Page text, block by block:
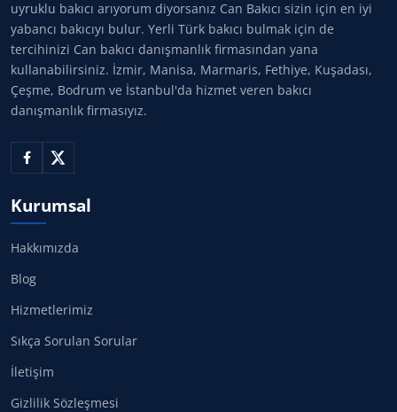
uyruklu bakıcı arıyorum diyorsanız Can Bakıcı sizin için en iyi
yabancı bakıcıyı bulur. Yerli Türk bakıcı bulmak için de
tercihinizi Can bakıcı danışmanlık firmasından yana
kullanabilirsiniz. İzmir, Manisa, Marmaris, Fethiye, Kuşadası,
Çeşme, Bodrum ve İstanbul'da hizmet veren bakıcı
danışmanlık firmasıyız.
Kurumsal
Hakkımızda
Blog
Hizmetlerimiz
Sıkça Sorulan Sorular
İletişim
Gizlilik Sözleşmesi